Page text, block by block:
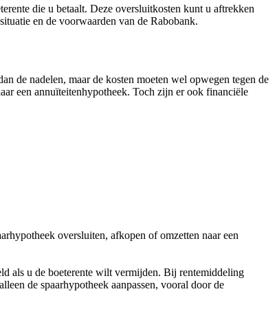
die u betaalt. Deze oversluitkosten kunt u aftrekken
en de voorwaarden van de Rabobank.
de nadelen, maar de kosten moeten wel opwegen tegen de
een annuïteitenhypotheek. Toch zijn er ook financiële
oversluiten, afkopen of omzetten naar een
als u de boeterente wilt vermijden. Bij rentemiddeling
de spaarhypotheek aanpassen, vooral door de